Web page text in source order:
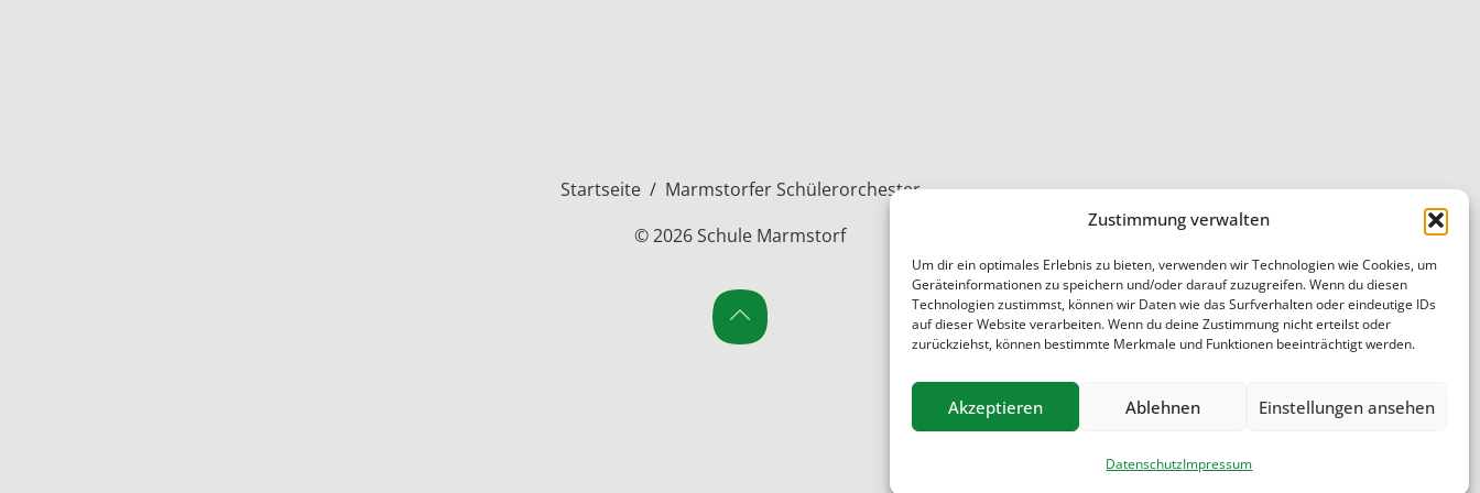
Zustimmung verwalten
Um dir ein optimales Erlebnis zu bieten, verwenden wir Technologien wie Cookies, um
Geräteinformationen zu speichern und/oder darauf zuzugreifen. Wenn du diesen
Technologien zustimmst, können wir Daten wie das Surfverhalten oder eindeutige IDs
auf dieser Website verarbeiten. Wenn du deine Zustimmung nicht erteilst oder
zurückziehst, können bestimmte Merkmale und Funktionen beeinträchtigt werden.
Akzeptieren Ablehnen Einstellungen ansehen
DatenschutzImpressum
Startseite/ Marmstorfer Schülerorchester
© 2026 Schule Marmstorf